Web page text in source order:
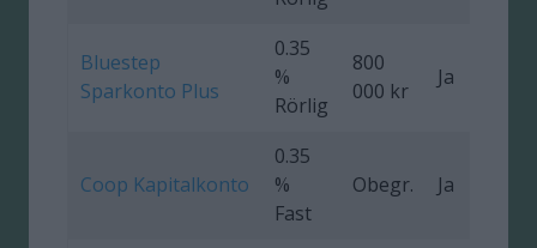
Bluestep
Sparkonto Plus
0.35
%
Rörlig
800
000 kr
Ja
Coop Kapitalkonto
0.35
%
Fast
Obegr. Ja